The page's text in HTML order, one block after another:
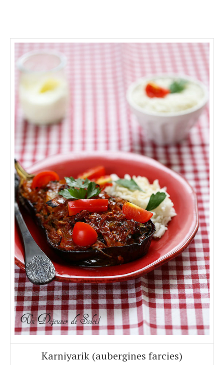
Karniyarik (aubergines farcies)